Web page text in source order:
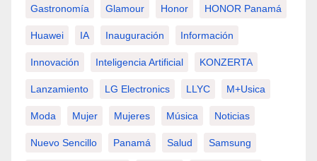
Gastronomía Glamour Honor HONOR Panamá
Huawei IA Inauguración Información
Innovación Inteligencia Artificial KONZERTA
Lanzamiento LG Electronics LLYC M+usica
Moda Mujer Mujeres Música Noticias
Nuevo Sencillo Panamá Salud Samsung